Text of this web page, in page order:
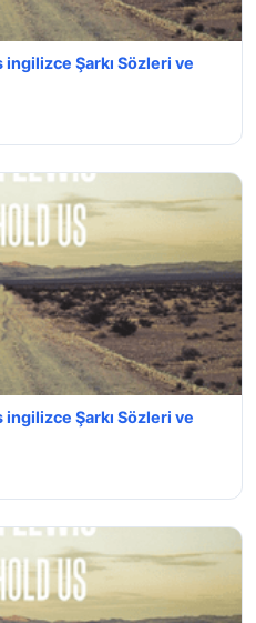
Şarkı Sözleri ve
Şarkı Sözleri ve